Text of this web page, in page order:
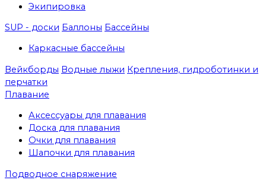
Экипировка
SUP - доски Баллоны Бассейны
Каркасные бассейны
Вейкборды Водные лыжи Крепления, гидроботинки и
перчатки
Плавание
Аксессуары для плавания
Доска для плавания
Очки для плавания
Шапочки для плавания
Подводное снаряжение